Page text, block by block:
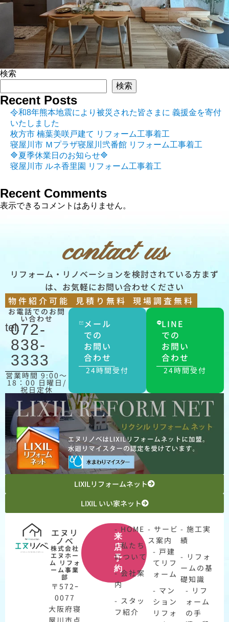
検索
検索
Recent Posts
令和8年熊本地震により被災された皆さまに 義援金を寄付
いたしました
枚方市 楠葉美咲戸建て リフォーム工事着工
寝屋川市 Ｍプラザ寝屋川弐番館 リフォーム工事着工
🔷夏季休業日のお知らせ🔷
寝屋川市 ルネ香里園 リフォーム工事着工
Recent Comments
表示できるコメントはありません。
contact us
リフォーム・リノベーションを検討されている方まず
は、お気軽にお問い合わせください
物件紹介可能
見積り無料 現場調査無料
お電話でのお問
い合わせ
tel.
072-
838-
3333
営業時間 9:00〜
18：00 日曜日/
祝日定休
メール
での
お問い
合わせ
24時間受付
LINE
での
お問い
合わせ
24時間受付
LIXILリフォームネット
LIXIL いい家ネット
エヌリ
ノベ
株式会社
エヌホー
ム リフォ
ーム事業
部
〒572ｰ
0077
大阪府寝
来
店
予
約
- HOME
- 私たち
について
- 会社案
内
- スタッ
フ紹介
- サービ
ス案内
- 戸建
てリフ
ォーム
- マン
ション
リフォ
- 施工実
績
- リフォ
ームの基
礎知識
- リフ
ォーム
の手